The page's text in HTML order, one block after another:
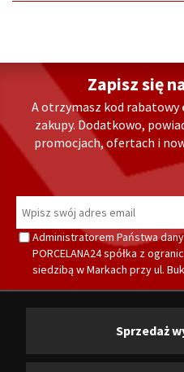
Zapisz się
A otrzymasz kod rabatowy
zakupy. Dodatkowo,
promocjach, ofertach i
Administratorem Państwa
PORCELANA24 spółka z
siedzibą w Markach przy ul.
Sprzedaż